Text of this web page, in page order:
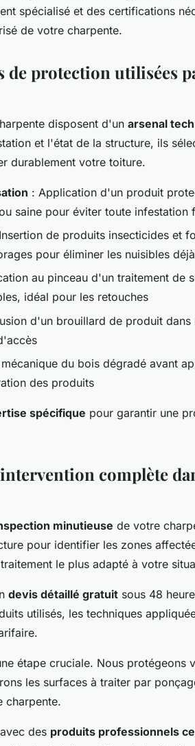
spécialisé et des certifications
de votre charpente.
de protection utilisées
disposent d'un arsenal
et l'état de la structure, ils
durablement votre toiture.
: Application d'un produit
saine pour éviter toute infestation
de produits insecticides et
pour éliminer les nuisibles
au pinceau d'un traitement de
idéal pour les retouches
d'un brouillard de produit dans
du bois dégradé avant
des produits
spécifique pour garantir une
complète
minutieuse de votre
pour identifier les zones
le plus adapté à votre
devis détaillé gratuit sous 48
utilisés, les techniques
étape cruciale. Nous protégeons
les surfaces à traiter par
charpente.
des produits professionnels